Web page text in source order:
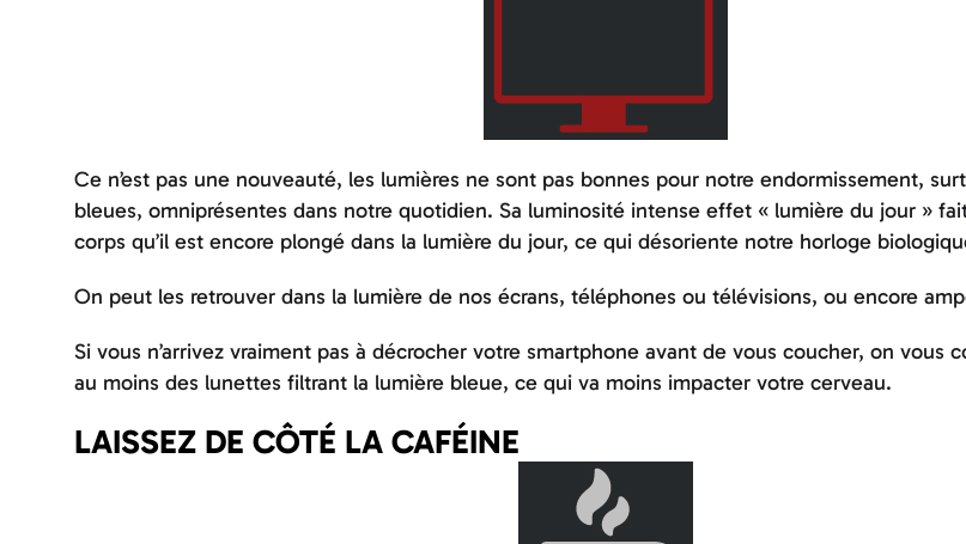
Ce n’est pas une nouveauté, les lumières ne sont pas bonnes pour notre endormissement,
bleues, omniprésentes dans notre quotidien. Sa luminosité intense effet « lumière du jour »
corps qu’il est encore plongé dans la lumière du jour, ce qui désoriente notre horloge
On peut les retrouver dans la lumière de nos écrans, téléphones ou télévisions, ou encore
Si vous n’arrivez vraiment pas à décrocher votre smartphone avant de vous coucher, on vous
au moins des lunettes filtrant la lumière bleue, ce qui va moins impacter votre cerveau.
LAISSEZ DE CÔTÉ LA CAFÉINE